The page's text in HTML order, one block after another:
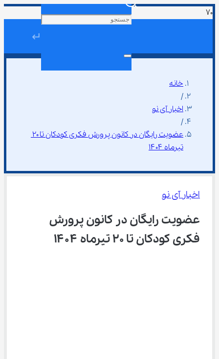
↵
خانه
/
اخبار آی نو
/
عضویت رایگان در کانون پرورش فکری کودکان تا ۲۰
تیرماه ۱۴۰۴
اخبار آی نو
عضویت رایگان در کانون پرورش
فکری کودکان تا ۲۰ تیرماه ۱۴۰۴